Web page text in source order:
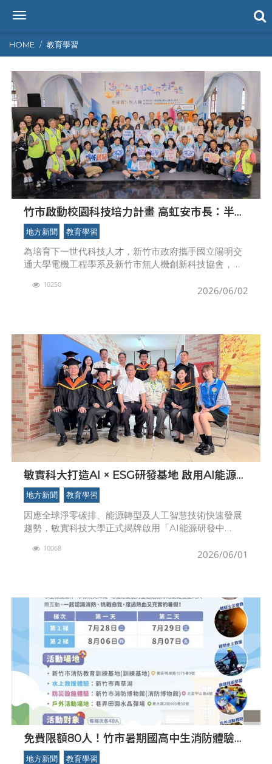
T
g
g
e
a
v
i
g
HOME 教育學習
竹市啟動校園科技培力計畫 高虹安市長：半導
體與無人機課程培育未來科技人才
地方新聞 教育學習
為培育下一世代科技人才，新竹市政府攜手國立陽明交
通大學電機工程學系及新竹市無人機創新科技協會，共
兩大科技主題為核心，打造橫跨幼兒園至高中職的K-12
2026/06/02
10250
敏實科大打造AI × ESG研發基地 啟用AI能源研
發中心 助企業邁向淨零碳排
地方新聞 教育學習
因應全球淨零碳排、能源轉型及人工智慧技術快速發展
趨勢，敏實科技大學正式揭牌啟用「AI能源研發中
跨領域資源，打造兼具教學、研究、產學合作與技術服
2026/06/01
10068
免費限額80人！竹市暑期國高中生消防體驗營
6/8開放報名
地方新聞 教育學習